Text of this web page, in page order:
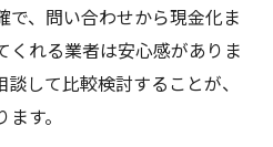
、問い合わせから現金化ま
くれる業者は安心感がありま
して比較検討することが、
す。